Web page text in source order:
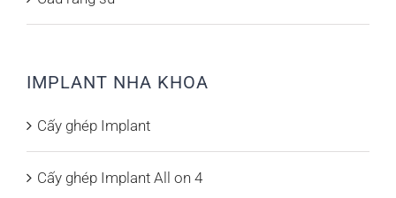
IMPLANT NHA KHOA
Cấy ghép Implant
Cấy ghép Implant All on 4